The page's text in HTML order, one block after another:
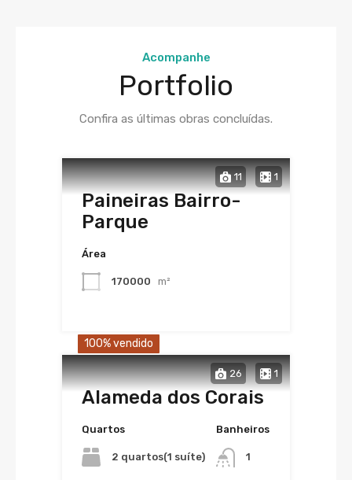
Acompanhe
Portfolio
Confira as últimas obras concluídas.
11 1
Paineiras Bairro-
Parque
Área
170000 m²
26 1
100% vendido
Alameda dos Corais
Quartos
2 quartos(1 suíte)
Banheiros
1